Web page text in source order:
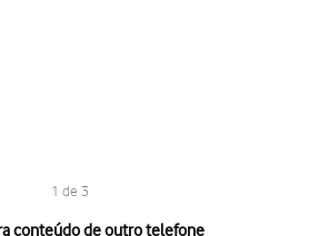
1 de 3
conteúdo de outro telefone